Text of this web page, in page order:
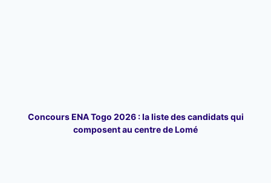
Concours ENA Togo 2026 : la liste des candidats qui
composent au centre de Lomé